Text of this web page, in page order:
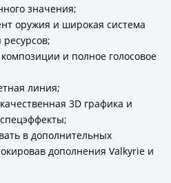
значения;
оружия и широкая система
и полное голосовое
линия;
3D графика и
в дополнительных
дополнения Valkyrie и